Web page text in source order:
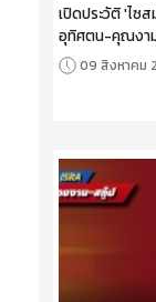
เปิดประวัติ 'ไซ
อุทิศตน-คุณงา
09 สิงหาคม